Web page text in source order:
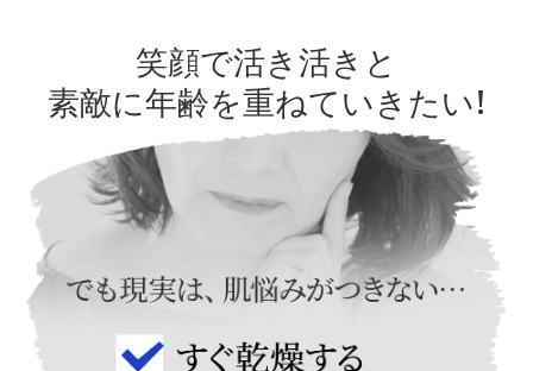
笑顔で活き活きと
素敵に年齢を重ねていきたい!